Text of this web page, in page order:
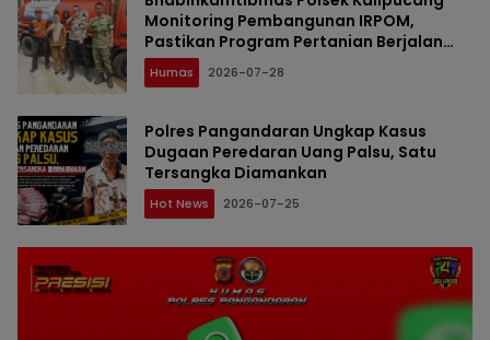
Monitoring Pembangunan IRPOM,
Pastikan Program Pertanian Berjalan
Aman dan Kondusif
Humas 2026-07-28
Polres Pangandaran Ungkap Kasus
Dugaan Peredaran Uang Palsu, Satu
Tersangka Diamankan
Hot News 2026-07-25